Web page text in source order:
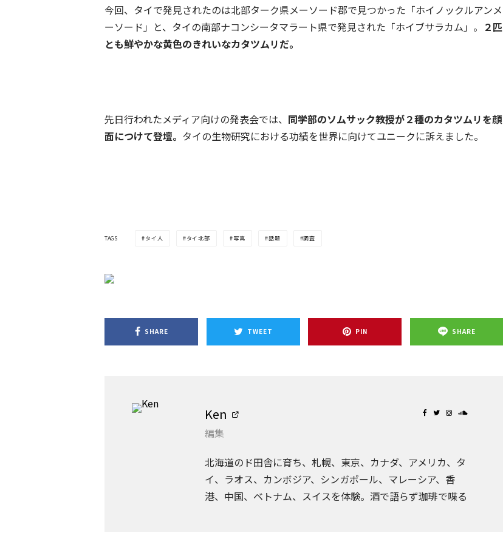
今回、タイで発見されたのは北部ターク県メーソード郡で見つかった「ホイノックルアンメ
ーソード」と、タイの南部ナコンシータマラート県で発見された「ホイブサラカム」。 ２匹
とも鮮やかな黄色のきれいなカタツムリだ。
先日行われたメディア向けの発表会では、 同学部のソムサック教授が２種のカタツムリを顔
面につけて登壇。 タイの生物研究における功績を世界に向けてユニークに訴えました。
TAGS タイ人 タイ北部 写真 話題 調査
SHARE TWEET PIN SHARE
Ken
編集
北海道のド田舎に育ち、札幌、東京、カナダ、アメリカ、タ
イ、ラオス、カンボジア、シンガポール、マレーシア、香
港、中国、ベトナム、スイスを体験。酒で語らず珈琲で喋る